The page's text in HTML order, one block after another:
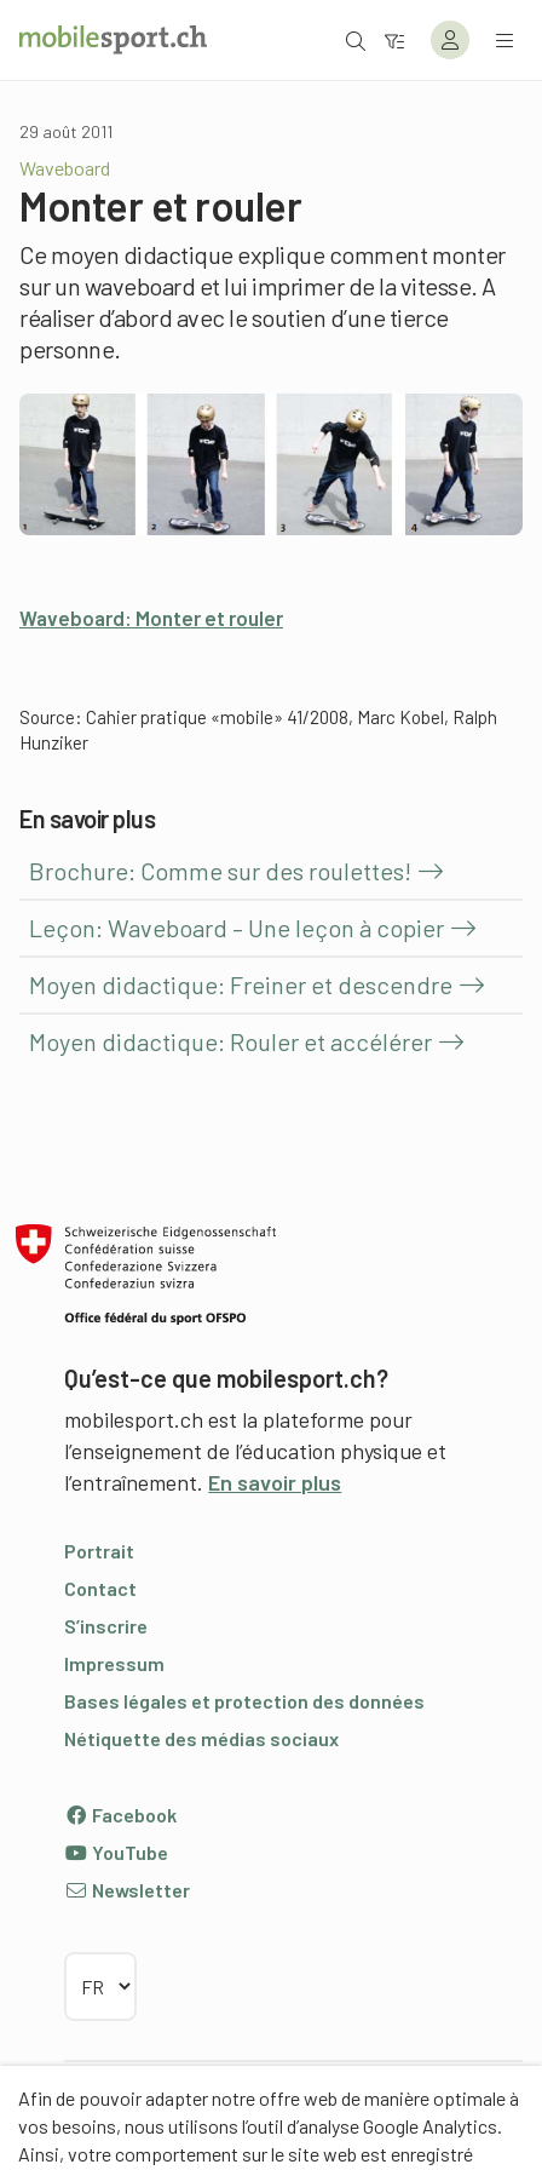
Afin de pouvoir adapter notre offre web de manière optimale à
vos besoins, nous utilisons l’outil d’analyse Google Analytics.
Ainsi, votre comportement sur le site web est enregistré
29 août 2011
Waveboard
Monter et rouler
Ce moyen didactique explique comment monter
sur un waveboard et lui imprimer de la vitesse. A
réaliser d’abord avec le soutien d’une tierce
personne.
Waveboard: Monter et rouler
Source: Cahier pratique «mobile» 41/2008, Marc Kobel, Ralph
Hunziker
En savoir plus
Brochure: Comme sur des roulettes!
Leçon: Waveboard – Une leçon à copier
Moyen didactique: Freiner et descendre
Moyen didactique: Rouler et accélérer
Qu’est-ce que mobilesport.ch?
mobilesport.ch est la plateforme pour
l’enseignement de l’éducation physique et
l’entraînement. En savoir plus
Portrait
Contact
S’inscrire
Impressum
Bases légales et protection des données
Nétiquette des médias sociaux
Facebook
YouTube
Newsletter
Partenaires